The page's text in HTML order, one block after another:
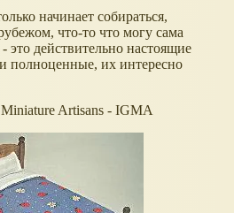
начинает собираться,
что-то что могу сама
действительно настоящие
полноценные, их интересно
Artisans - IGMA